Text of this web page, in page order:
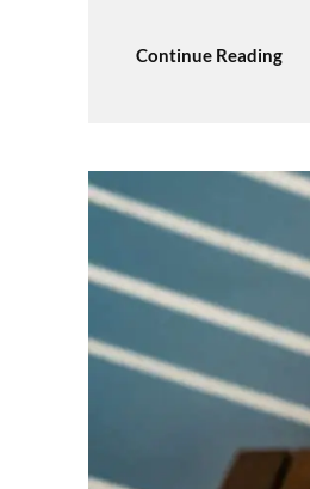
Continue Reading